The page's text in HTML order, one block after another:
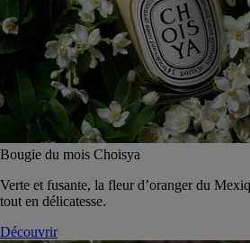
Bougie du mois Choisya
Verte et fusante, la fleur d’oranger du
tout en délicatesse.
Découvrir